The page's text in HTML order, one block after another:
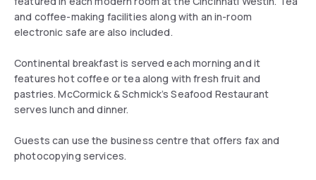
and coffee-making facilities along with an in-room
electronic safe are also included.
Continental breakfast is served each morning and it
features hot coffee or tea along with fresh fruit and
pastries. McCormick & Schmick’s Seafood Restaurant
serves lunch and dinner.
Guests can use the business centre that offers fax and
photocopying services.